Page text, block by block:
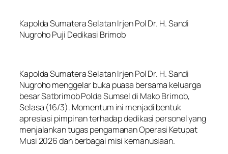
Kapolda Sumatera Selatan Irjen Pol Dr. H. Sandi
Nugroho Puji Dedikasi Brimob
Kapolda Sumatera Selatan Irjen Pol Dr. H. Sandi
Nugroho menggelar buka puasa bersama keluarga
besar Satbrimob Polda Sumsel di Mako Brimob,
Selasa (16/3). Momentum ini menjadi bentuk
apresiasi pimpinan terhadap dedikasi personel yang
menjalankan tugas pengamanan Operasi Ketupat
Musi 2026 dan berbagai misi kemanusiaan.